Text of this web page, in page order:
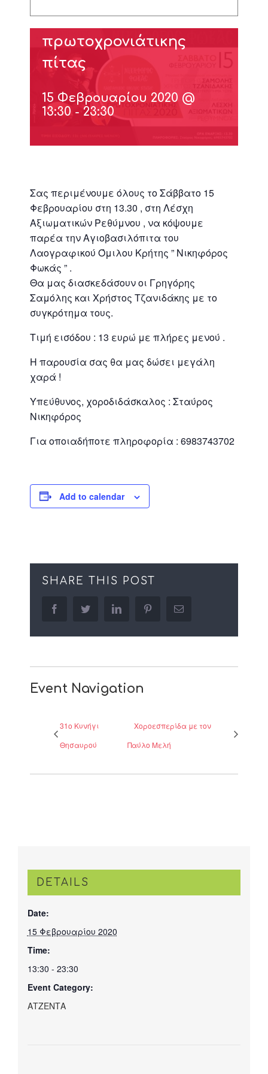
Κοπή
πρωτοχρονιάτικης
πίτας
15 Φεβρουαρίου 2020 @
13:30 - 23:30
Σας περιμένουμε όλους το Σάββατο 15
Φεβρουαρίου στη 13.30 , στη Λέσχη
Αξιωματικών Ρεθύμνου , να κόψουμε
παρέα την Αγιοβασιλόπιτα του
Λαογραφικού Όμιλου Κρήτης ” Νικηφόρος
Φωκάς ” .
Θα μας διασκεδάσουν οι Γρηγόρης
Σαμόλης και Χρήστος Τζανιδάκης με το
συγκρότημα τους.
Τιμή εισόδου : 13 ευρώ με πλήρες μενού .
Η παρουσία σας θα μας δώσει μεγάλη
χαρά !
Υπεύθυνος, χοροδιδάσκαλος : Σταύρος
Νικηφόρος
Για οποιαδήποτε πληροφορία : 6983743702
Add to calendar
SHARE THIS POST
facebooktwitter linkedin pinterestEmail
Event Navigation
31ο Κυνήγι
Θησαυρού
Χοροεσπερίδα με τον
Παύλο Μελή
DETAILS
Date:
15 Φεβρουαρίου 2020
Time:
13:30 - 23:30
Event Category:
ΑΤΖΕΝΤΑ